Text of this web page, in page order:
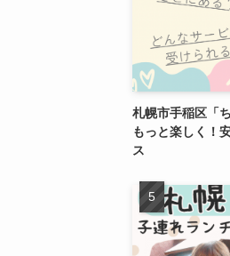
札幌市手稲区「
もっと楽しく！
ス